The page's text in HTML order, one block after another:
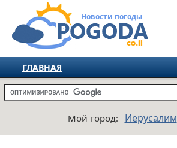
Новости погоды
ГЛАВНАЯ
ИЗРАИЛЬ
ЕВРОПА
Мой город: Иерусалим